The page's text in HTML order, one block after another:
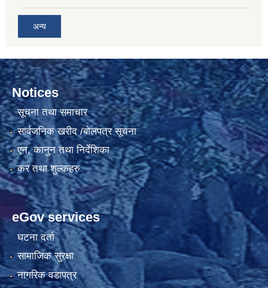
अन्य
Notices
सूचना तथा समाचार
सार्वजनिक खरीद /बोलपत्र सूचना
एन, कानुन तथा निर्देशिका
कर तथा शुल्कहरु
eGov services
घटना दर्ता
सामाजिक सुरक्षा
नागरिक वडापत्र